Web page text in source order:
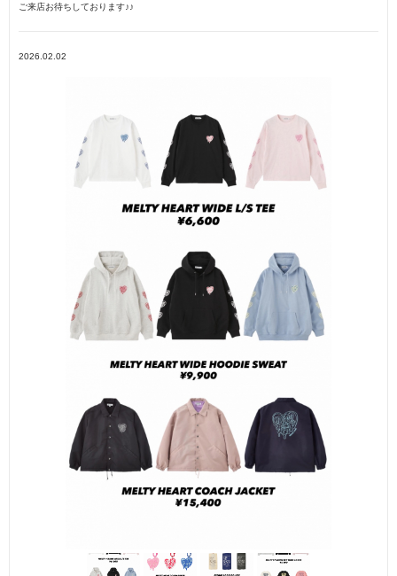
ご来店お待ちしております♪♪
2026.02.02